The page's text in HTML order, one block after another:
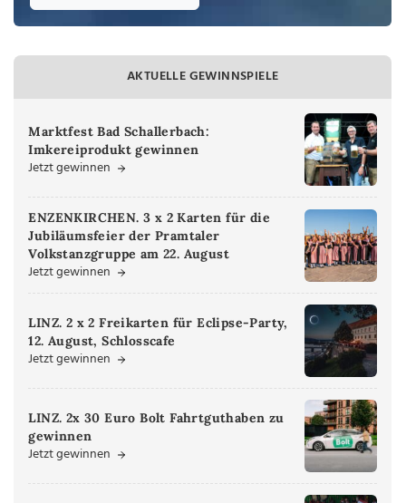
AKTUELLE GEWINNSPIELE
Marktfest Bad Schallerbach:
Imkereiprodukt gewinnen
Jetzt gewinnen
ENZENKIRCHEN. 3 x 2 Karten für die
Jubiläumsfeier der Pramtaler
Volkstanzgruppe am 22. August
Jetzt gewinnen
LINZ. 2 x 2 Freikarten für Eclipse-Party,
12. August, Schlosscafe
Jetzt gewinnen
LINZ. 2x 30 Euro Bolt Fahrtguthaben zu
gewinnen
Jetzt gewinnen